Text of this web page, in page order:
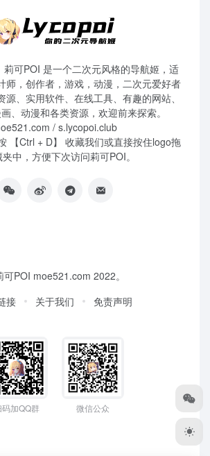
可POI 是一个二次元风格的导航姬，适
师，创作者，游戏，动漫，二次元爱好者
源、实用软件、在线工具、有趣的网站、
、动漫和各类资源，欢迎前来探索。
/ s.lycopoi.club
【Ctrl + D】 收藏我们或直接按住logo拖
中，方便下次访问莉可POI。
可POI moe521.com 2022。
接
关于我们 免责声明
码加QQ群 微信公众